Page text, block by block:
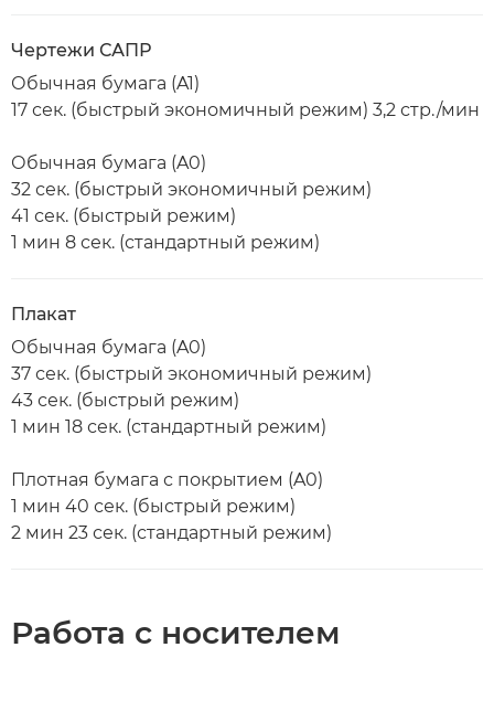
Чертежи САПР
Обычная бумага (A1)
17 сек. (быстрый экономичный режим) 3,2 стр./мин
Обычная бумага (A0)
32 сек. (быстрый экономичный режим)
41 сек. (быстрый режим)
1 мин 8 сек. (стандартный режим)
Плакат
Обычная бумага (A0)
37 сек. (быстрый экономичный режим)
43 сек. (быстрый режим)
1 мин 18 сек. (стандартный режим)
Плотная бумага с покрытием (A0)
1 мин 40 сек. (быстрый режим)
2 мин 23 сек. (стандартный режим)
Работа с носителем